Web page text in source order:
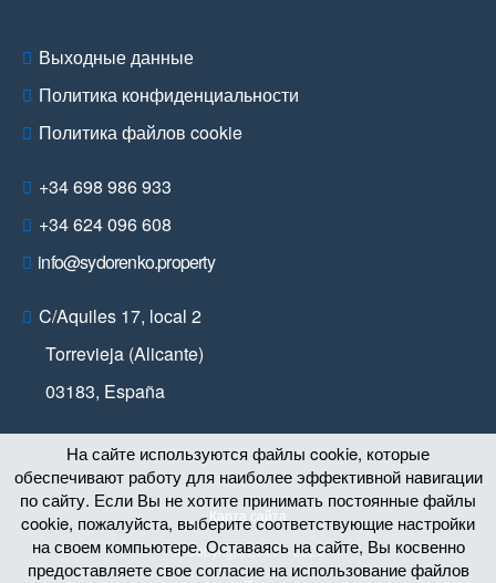
Выходные данные
Политика конфиденциальности
Политика файлов cookie
+34 698 986 933
+34 624 096 608
info@sydorenko.property
C/Aquiles 17, local 2
Torrevieja (Alicante)
03183, España
Карта сайта
© Copyright 2011 – 2026
На сайте используются файлы cookie, которые
обеспечивают работу для наиболее эффективной навигации
по сайту. Если Вы не хотите принимать постоянные файлы
cookie, пожалуйста, выберите соответствующие настройки
на своем компьютере. Оставаясь на сайте, Вы косвенно
предоставляете свое согласие на использование файлов